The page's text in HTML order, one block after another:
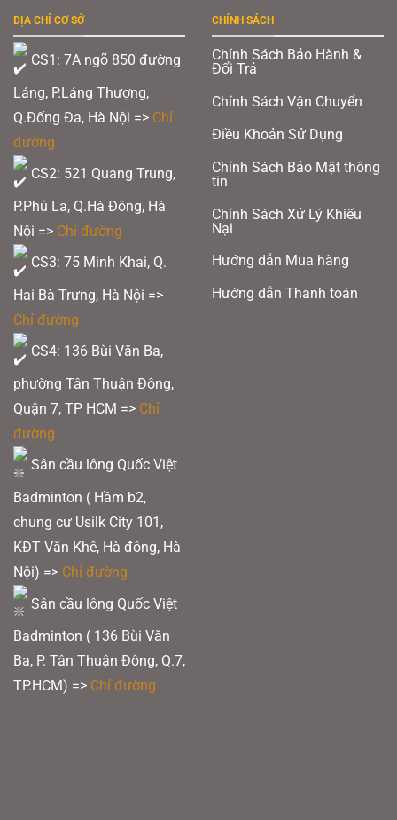
chọn
được
trên
ĐỊA CHỈ CƠ SỞ
CS1: 7A ngõ 850 đường
Láng, P.Láng Thượng,
Q.Đống Đa, Hà Nội => Chỉ
đường
CS2: 521 Quang Trung,
P.Phú La, Q.Hà Đông, Hà
Nội => Chỉ đường
CS3: 75 Minh Khai, Q.
Hai Bà Trưng, Hà Nội =>
Chỉ đường
CS4: 136 Bùi Văn Ba,
phường Tân Thuận Đông,
Quận 7, TP HCM => Chỉ
đường
Sân cầu lông Quốc Việt
Badminton ( Hầm b2,
chung cư Usilk City 101,
KĐT Văn Khê, Hà đông, Hà
Nội) => Chỉ đường
Sân cầu lông Quốc Việt
Badminton ( 136 Bùi Văn
Ba, P. Tân Thuận Đông, Q.7,
TP.HCM) => Chỉ đường
CHÍNH SÁCH
Chính Sách Bảo Hành &
Đổi Trả
Chính Sách Vận Chuyển
Điều Khoản Sử Dụng
Chính Sách Bảo Mật thông
tin
Chính Sách Xử Lý Khiếu
Nại
Hướng dẫn Mua hàng
Hướng dẫn Thanh toán